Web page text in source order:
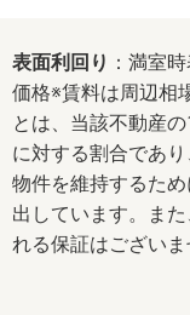
表面利回り ：満室
価格※賃料は周辺相
とは、当該不動産
に対する割合であ
物件を維持するた
出しています。ま
れる保証はございま